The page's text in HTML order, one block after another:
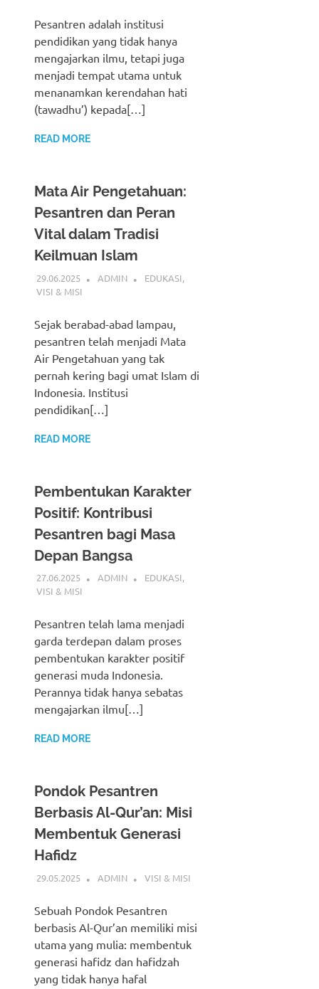
Pesantren adalah institusi
pendidikan yang tidak hanya
mengajarkan ilmu, tetapi juga
menjadi tempat utama untuk
menanamkan kerendahan hati
(tawadhu’) kepada[…]
READ MORE
Mata Air Pengetahuan:
Pesantren dan Peran
Vital dalam Tradisi
Keilmuan Islam
29.06.2025 ADMIN EDUKASI,
VISI & MISI
Sejak berabad-abad lampau,
pesantren telah menjadi Mata
Air Pengetahuan yang tak
pernah kering bagi umat Islam di
Indonesia. Institusi
pendidikan[…]
READ MORE
Pembentukan Karakter
Positif: Kontribusi
Pesantren bagi Masa
Depan Bangsa
27.06.2025 ADMIN EDUKASI,
VISI & MISI
Pesantren telah lama menjadi
garda terdepan dalam proses
pembentukan karakter positif
generasi muda Indonesia.
Perannya tidak hanya sebatas
mengajarkan ilmu[…]
READ MORE
Pondok Pesantren
Berbasis Al-Qur’an: Misi
Membentuk Generasi
Hafidz
29.05.2025 ADMIN VISI & MISI
Sebuah Pondok Pesantren
berbasis Al-Qur’an memiliki misi
utama yang mulia: membentuk
generasi hafidz dan hafidzah
yang tidak hanya hafal